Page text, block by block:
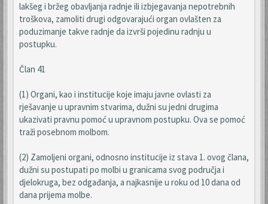
lakšeg i bržeg obavljanja radnje ili izbjegavanja nepotrebnih
troškova, zamoliti drugi odgovarajući organ ovlašten za
poduzimanje takve radnje da izvrši pojedinu radnju u
postupku.
Član 41
(1) Organi, kao i institucije koje imaju javne ovlasti za
rješavanje u upravnim stvarima, dužni su jedni drugima
ukazivati pravnu pomoć u upravnom postupku. Ova se pomoć
traži posebnom molbom.
(2) Zamoljeni organi, odnosno institucije iz stava 1. ovog člana,
dužni su postupati po molbi u granicama svog područja i
djelokruga, bez odgađanja, a najkasnije u roku od 10 dana od
dana prijema molbe.